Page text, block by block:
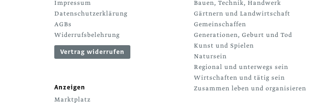
Impressum
Datenschutzerklärung
AGBs
Widerrufsbelehrung
Vertrag widerrufen
Anzeigen
Marktplatz
Bauen, Technik, Handwerk
Gärtnern und Landwirtschaft
Gemeinschaffen
Generationen, Geburt und Tod
Kunst und Spielen
Natursein
Regional und unterwegs sein
Wirtschaften und tätig sein
Zusammen leben und organisieren